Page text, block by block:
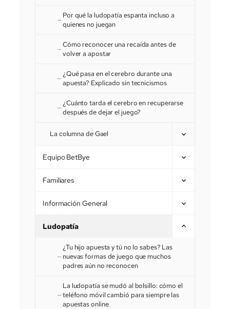
Por qué la ludopatía espanta incluso a
quienes no juegan
Cómo reconocer una recaída antes de
volver a apostar
¿Qué pasa en el cerebro durante una
apuesta? Explicado sin tecnicismos
¿Cuánto tarda el cerebro en recuperarse
después de dejar el juego?
La columna de Gael
Equipo BetBye
Familiares
Información General
Ludopatía
¿Tu hijo apuesta y tú no lo sabes? Las
nuevas formas de juego que muchos
padres aún no reconocen
La ludopatía se mudó al bolsillo: cómo el
teléfono móvil cambió para siempre las
apuestas online